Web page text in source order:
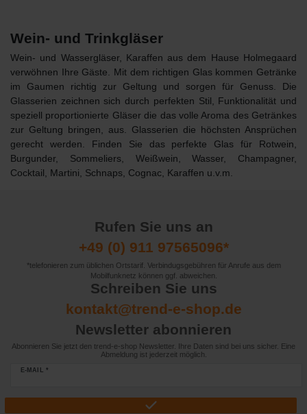
Wein- und Trinkgläser
Wein- und Wassergläser, Karaffen aus dem Hause Holmegaard
verwöhnen Ihre Gäste. Mit dem richtigen Glas kommen Getränke
im Gaumen richtig zur Geltung und sorgen für Genuss. Die
Glasserien zeichnen sich durch perfekten Stil, Funktionalität und
speziell proportionierte Gläser die das volle Aroma des Getränkes
zur Geltung bringen, aus. Glasserien die höchsten Ansprüchen
gerecht werden. Finden Sie das perfekte Glas für Rotwein,
Burgunder, Sommeliers, Weißwein, Wasser, Champagner,
Cocktail, Martini, Schnaps, Cognac, Karaffen u.v.m.
Rufen Sie uns an
+49 (0) 911 97565096*
*telefonieren zum üblichen Ortstarif. Verbindugsgebühren für Anrufe aus dem
Mobilfunknetz können ggf. abweichen.
Schreiben Sie uns
kontakt@trend-e-shop.de
Newsletter abonnieren
Abonnieren Sie jetzt den trend-e-shop Newsletter. Ihre Daten sind bei uns sicher. Eine
Abmeldung ist jederzeit möglich.
E-MAIL *